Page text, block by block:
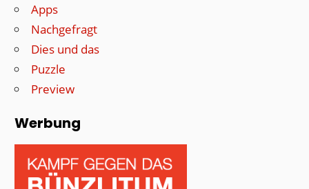
Apps
Nachgefragt
Dies und das
Puzzle
Preview
Werbung